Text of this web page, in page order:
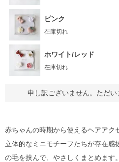
ピンク
在庫切れ
ホワイト/レッド
在庫切れ
申し訳ございません。ただい
赤ちゃんの時期から使えるヘアアク
立体的なミニモチーフたちが存在感
の毛を挟んで、やさしくまとめます。